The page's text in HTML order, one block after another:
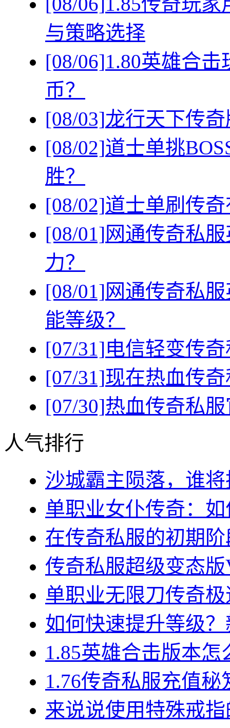
与策略选择
[08/06]1.80英雄合
币？
[08/03]龙行天下传
[08/02]道士单挑
胜？
[08/02]道士单刷传
[08/01]网通传奇私
力？
[08/01]网通传奇私
能等级？
[07/31]电信轻变传
[07/31]现在热血传
[07/30]热血传奇私
人气排行
沙城霸主陨落，谁
单职业女仆传奇：
在传奇私服的初期
传奇私服超级变态
单职业无限刀传奇
如何快速提升等级
1.85英雄合击版本
1.76传奇私服充值
来说说使用特殊戒